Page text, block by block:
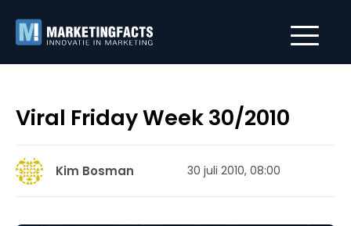
Viral Friday Week 30/2010
Kim Bosman 30 juli 2010, 08:00